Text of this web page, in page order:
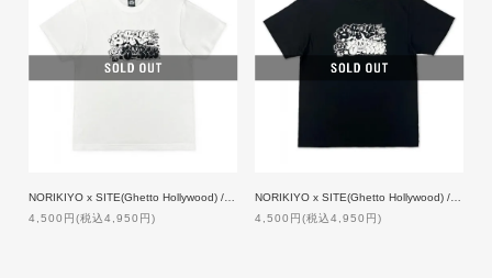
4,500円(税込4,950円)
4,500円(税込4,950円)